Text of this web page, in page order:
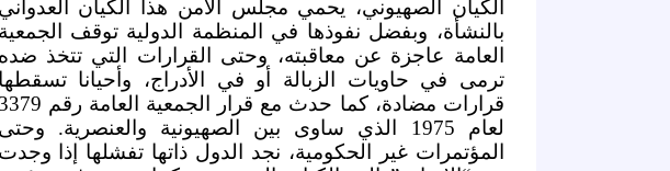
الكيان الصهيوني، يحمي مجلس الأمن هذا الكيان
بالنشأة، وبفضل نفوذها في المنظمة الدولية توقف
العامة عاجزة عن معاقبته، وحتى القرارات التي تتخذ
ترمى في حاويات الزبالة أو في الأدراج، وأحيانا
قرارات مضادة، كما حدث مع قرار الجمعية العامة
لعام 1975 الذي ساوى بين الصهيونية والعنصرية.
المؤتمرات غير الحكومية، نجد الدول ذاتها تفشلها إذا